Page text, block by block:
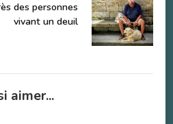
des personnes
vivant un deuil
aimer...